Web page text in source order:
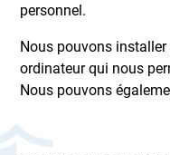
personnel.
Nous pouvons
ordinateur qui nous
Nous pouvons